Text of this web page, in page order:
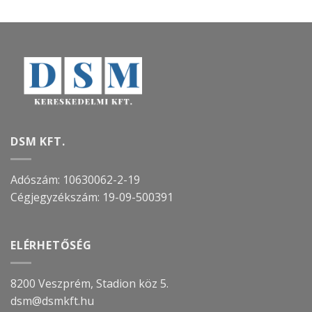
DSM KFT.
Adószám: 10630062-2-19
Cégjegyzékszám: 19-09-500391
ELÉRHETŐSÉG
8200 Veszprém, Stadion köz 5.
dsm@dsmkft.hu